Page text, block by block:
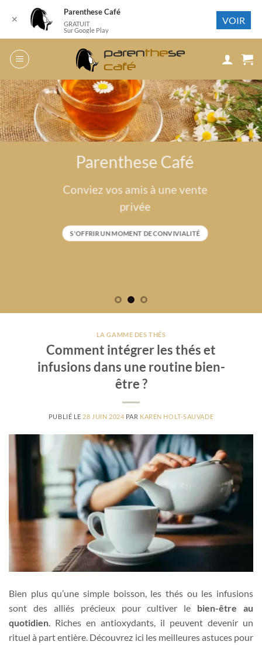
Parenthese Café
Conviez vos amis à une vente
privée
S'OFFRIR UN MOMENT DE CONVIVIALITÉ
LA GAMME DES THÉS
Comment intégrer les thés et
infusions dans une routine bien-
être ?
PUBLIÉ LE 28 JUIN 2024 PAR KAREN HOLT-SAUVADE
Bien plus qu’une simple boisson, les thés ou les infusions
sont des alliés précieux pour cultiver le bien-être au
quotidien. Riches en antioxydants, il peuvent devenir un
rituel à part entière. Découvrez ici les meilleures astuces pour
✕
Parenthese Café
GRATUIT
Sur Google Play
VOIR